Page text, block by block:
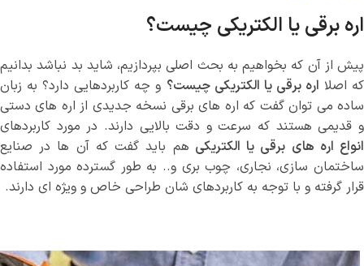
اره برقی یا الکتریکی چیست؟
پیش از آن که بخواهیم به بحث اصلی بپردازیم، شاید بد نباشد بدانیم
که اصلا اره برقی یا الکتریکی چیست؟ و چه کاربردهایی دارد؟ به زبان
ساده می توان گفت که اره های برقی نسخه جدیدی از اره های دستی
و قدیمی هستند که سرعت و دقت بالایی دارند. در مورد کاربردهای
انواع اره های برقی یا الکتریکی هم باید گفت که آن ها در صنایع
ساختمان سازی، نجاری، چوب بری و.. به طور گسترده مورد استفاده
قرار گرفته و با توجه به کاربردهای شان طراحی خاص و ویژه ای دارند.